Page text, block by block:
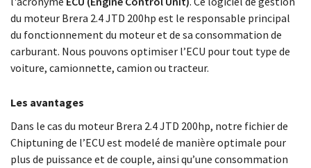
du moteur Brera 2.4 JTD 200hp est le responsable principal
du fonctionnement du moteur et de sa consommation de
carburant. Nous pouvons optimiser l’ECU pour tout type de
voiture, camionnette, camion ou tracteur.
Les avantages
Dans le cas du moteur Brera 2.4 JTD 200hp, notre fichier de
Chiptuning de l’ECU est modelé de manière optimale pour
plus de puissance et de couple, ainsi qu’une consommation